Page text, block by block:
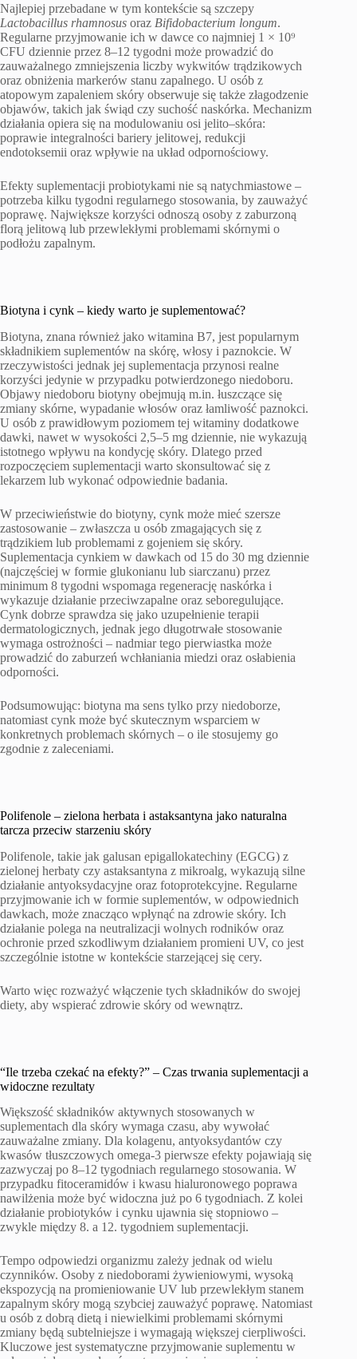
Najlepiej przebadane w tym kontekście są szczepy
Lactobacillus rhamnosus oraz Bifidobacterium longum.
Regularne przyjmowanie ich w dawce co najmniej 1 × 10⁹
CFU dziennie przez 8–12 tygodni może prowadzić do
zauważalnego zmniejszenia liczby wykwitów trądzikowych
oraz obniżenia markerów stanu zapalnego. U osób z
atopowym zapaleniem skóry obserwuje się także złagodzenie
objawów, takich jak świąd czy suchość naskórka. Mechanizm
działania opiera się na modulowaniu osi jelito–skóra:
poprawie integralności bariery jelitowej, redukcji
endotoksemii oraz wpływie na układ odpornościowy.
Efekty suplementacji probiotykami nie są natychmiastowe –
potrzeba kilku tygodni regularnego stosowania, by zauważyć
poprawę. Największe korzyści odnoszą osoby z zaburzoną
florą jelitową lub przewlekłymi problemami skórnymi o
podłożu zapalnym.
Biotyna i cynk – kiedy warto je suplementować?
Biotyna, znana również jako witamina B7, jest popularnym
składnikiem suplementów na skórę, włosy i paznokcie. W
rzeczywistości jednak jej suplementacja przynosi realne
korzyści jedynie w przypadku potwierdzonego niedoboru.
Objawy niedoboru biotyny obejmują m.in. łuszczące się
zmiany skórne, wypadanie włosów oraz łamliwość paznokci.
U osób z prawidłowym poziomem tej witaminy dodatkowe
dawki, nawet w wysokości 2,5–5 mg dziennie, nie wykazują
istotnego wpływu na kondycję skóry. Dlatego przed
rozpoczęciem suplementacji warto skonsultować się z
lekarzem lub wykonać odpowiednie badania.
W przeciwieństwie do biotyny, cynk może mieć szersze
zastosowanie – zwłaszcza u osób zmagających się z
trądzikiem lub problemami z gojeniem się skóry.
Suplementacja cynkiem w dawkach od 15 do 30 mg dziennie
(najczęściej w formie glukonianu lub siarczanu) przez
minimum 8 tygodni wspomaga regenerację naskórka i
wykazuje działanie przeciwzapalne oraz seboregulujące.
Cynk dobrze sprawdza się jako uzupełnienie terapii
dermatologicznych, jednak jego długotrwałe stosowanie
wymaga ostrożności – nadmiar tego pierwiastka może
prowadzić do zaburzeń wchłaniania miedzi oraz osłabienia
odporności.
Podsumowując: biotyna ma sens tylko przy niedoborze,
natomiast cynk może być skutecznym wsparciem w
konkretnych problemach skórnych – o ile stosujemy go
zgodnie z zaleceniami.
Polifenole – zielona herbata i astaksantyna jako naturalna
tarcza przeciw starzeniu skóry
Polifenole, takie jak galusan epigallokatechiny (EGCG) z
zielonej herbaty czy astaksantyna z mikroalg, wykazują silne
działanie antyoksydacyjne oraz fotoprotekcyjne. Regularne
przyjmowanie ich w formie suplementów, w odpowiednich
dawkach, może znacząco wpłynąć na zdrowie skóry. Ich
działanie polega na neutralizacji wolnych rodników oraz
ochronie przed szkodliwym działaniem promieni UV, co jest
szczególnie istotne w kontekście starzejącej się cery.
Warto więc rozważyć włączenie tych składników do swojej
diety, aby wspierać zdrowie skóry od wewnątrz.
“Ile trzeba czekać na efekty?” – Czas trwania suplementacji a
widoczne rezultaty
Większość składników aktywnych stosowanych w
suplementach dla skóry wymaga czasu, aby wywołać
zauważalne zmiany. Dla kolagenu, antyoksydantów czy
kwasów tłuszczowych omega-3 pierwsze efekty pojawiają się
zazwyczaj po 8–12 tygodniach regularnego stosowania. W
przypadku fitoceramidów i kwasu hialuronowego poprawa
nawilżenia może być widoczna już po 6 tygodniach. Z kolei
działanie probiotyków i cynku ujawnia się stopniowo –
zwykle między 8. a 12. tygodniem suplementacji.
Tempo odpowiedzi organizmu zależy jednak od wielu
czynników. Osoby z niedoborami żywieniowymi, wysoką
ekspozycją na promieniowanie UV lub przewlekłym stanem
zapalnym skóry mogą szybciej zauważyć poprawę. Natomiast
u osób z dobrą dietą i niewielkimi problemami skórnymi
zmiany będą subtelniejsze i wymagają większej cierpliwości.
Kluczowe jest systematyczne przyjmowanie suplementu w